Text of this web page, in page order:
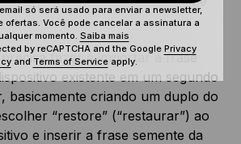
fazer é importar a frase
existente em um segundo
basicamente criando um duplo do
“restore” (“restaurar”) ao
e inserir a frase semente da
só será usado para enviar a newsletter,
ofertas. Você pode cancelar a assinatura a
momento. Saiba mais
by reCAPTCHA and the Google Privacy
and Terms of Serviceapply.